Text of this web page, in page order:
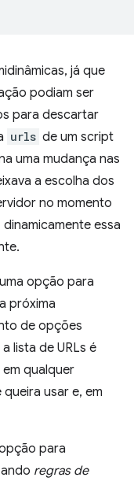
já que
podiam ser
para descartar
urls de um script
uma mudança nas
a escolha dos
no momento
essa
opção para
próxima
de opções
lista de URLs é
qualquer
usar e, em
para
regras de